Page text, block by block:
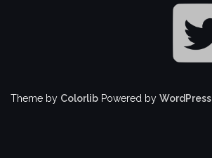
Theme by Colorlib Powered by WordPress